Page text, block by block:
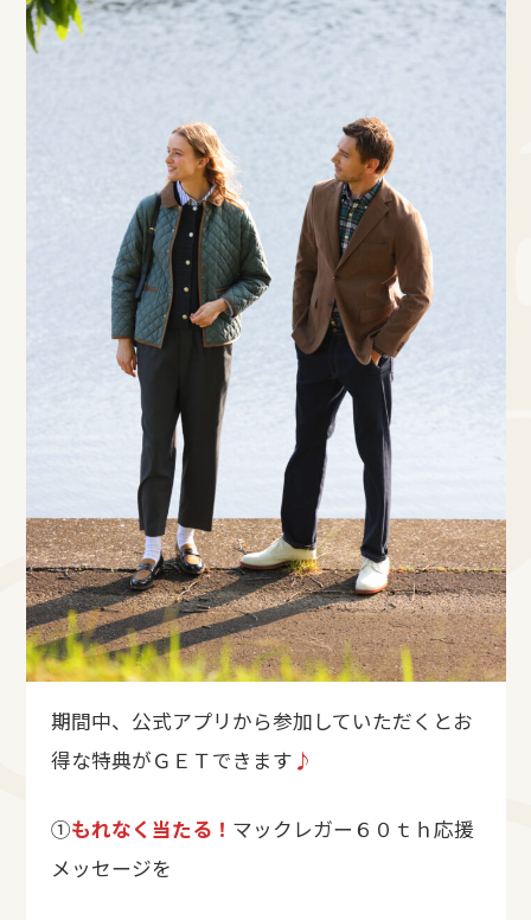
期間中、公式アプリから参加していただくとお
得な特典がＧＥＴできます ♪
①もれなく当たる！ マックレガー６０ｔｈ応援
メッセージを